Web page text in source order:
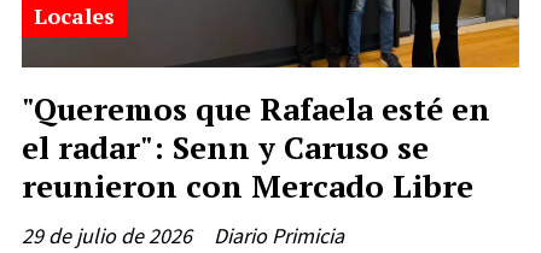
"Queremos que Rafaela esté en
el radar": Senn y Caruso se
reunieron con Mercado Libre
Diario Primicia
Locales
29 de julio de 2026